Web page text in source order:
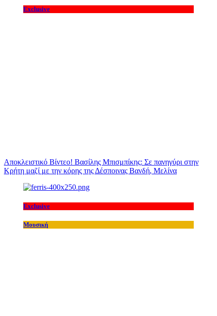
Exclusive
Αποκλειστικό Βίντεο! Βασίλης Μπισμπίκης: Σε πανηγύρι στην
Κρήτη μαζί με την κόρης της Δέσποινας Βανδή, Μελίνα
Exclusive
Μουσική